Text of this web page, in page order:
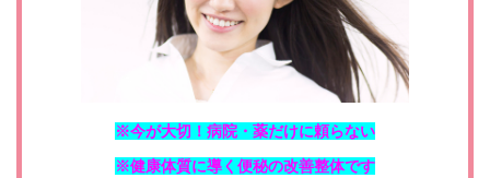
※今が大切！病院・薬だけに頼らない
※健康体質に導く便秘の改善整体です